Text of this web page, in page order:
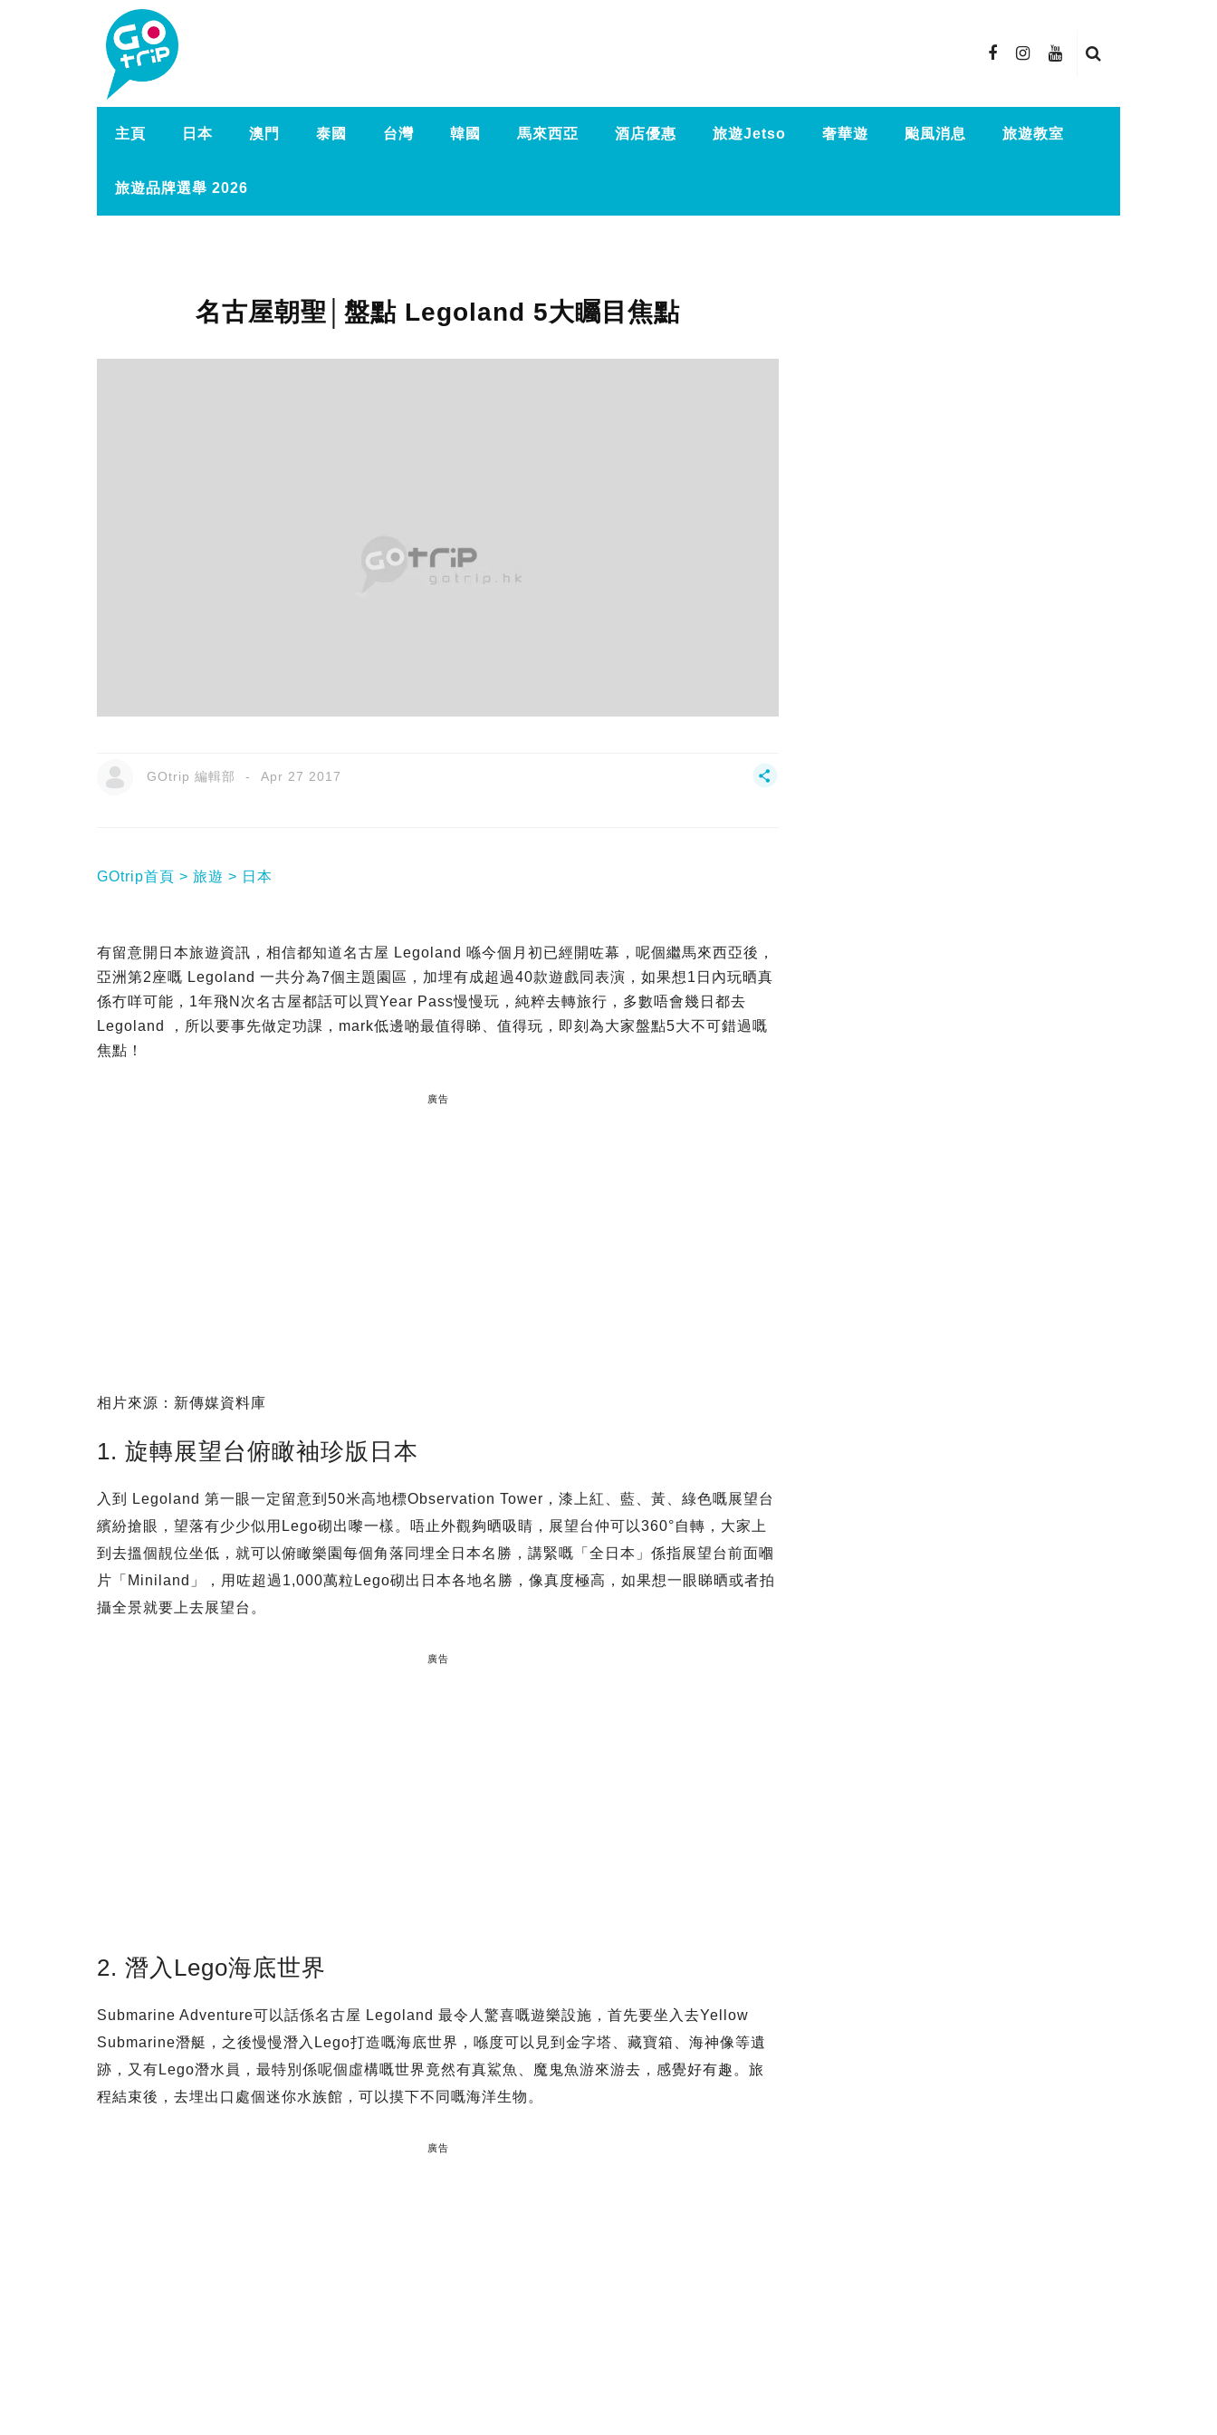
主頁 日本 澳門 泰國 台灣 韓國 馬來西亞 酒店優惠 旅遊Jetso 奢華遊 颱風消息 旅遊教室
旅遊品牌選舉 2026
名古屋朝聖│盤點 Legoland 5大矚目焦點
GOtrip 編輯部 Apr 27 2017
GOtrip首頁 旅遊 日本
有留意開日本旅遊資訊，相信都知道名古屋 Legoland 喺今個月初已經開咗幕，呢個繼馬來西亞後，
亞洲第2座嘅 Legoland 一共分為7個主題園區，加埋有成超過40款遊戲同表演，如果想1日內玩晒真
係冇咩可能，1年飛N次名古屋都話可以買Year Pass慢慢玩，純粹去轉旅行，多數唔會幾日都去
Legoland ，所以要事先做定功課，mark低邊啲最值得睇、值得玩，即刻為大家盤點5大不可錯過嘅
焦點！
廣告
相片來源：新傳媒資料庫
1. 旋轉展望台俯瞰袖珍版日本
入到 Legoland 第一眼一定留意到50米高地標Observation Tower，漆上紅、藍、黃、綠色嘅展望台
繽紛搶眼，望落有少少似用Lego砌出嚟一樣。唔止外觀夠晒吸睛，展望台仲可以360°自轉，大家上
到去搵個靚位坐低，就可以俯瞰樂園每個角落同埋全日本名勝，講緊嘅「全日本」係指展望台前面嗰
片「Miniland」，用咗超過1,000萬粒Lego砌出日本各地名勝，像真度極高，如果想一眼睇晒或者拍
攝全景就要上去展望台。
廣告
2. 潛入Lego海底世界
Submarine Adventure可以話係名古屋 Legoland 最令人驚喜嘅遊樂設施，首先要坐入去Yellow
Submarine潛艇，之後慢慢潛入Lego打造嘅海底世界，喺度可以見到金字塔、藏寶箱、海神像等遺
跡，又有Lego潛水員，最特別係呢個虛構嘅世界竟然有真鯊魚、魔鬼魚游來游去，感覺好有趣。旅
程結束後，去埋出口處個迷你水族館，可以摸下不同嘅海洋生物。
廣告